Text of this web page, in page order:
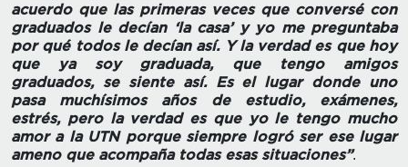
acuerdo que las primeras veces que conversé con
graduados le decían ‘la casa’ y yo me preguntaba
por qué todos le decían así. Y la verdad es que hoy
que ya soy graduada, que tengo amigos
graduados, se siente así. Es el lugar donde uno
pasa muchísimos años de estudio, exámenes,
estrés, pero la verdad es que yo le tengo mucho
amor a la UTN porque siempre logró ser ese lugar
ameno que acompaña todas esas situaciones”.